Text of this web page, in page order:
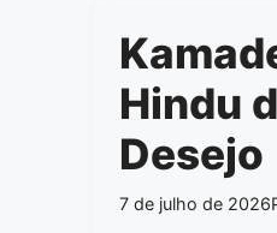
Hindu
Desejo
7 de julho de 2026